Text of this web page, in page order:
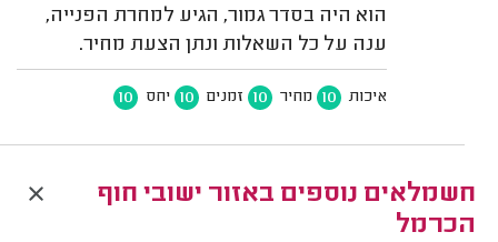
הוא היה בסדר גמור, הגיע למחרת הפנייה,
ענה על כל השאלות ונתן הצעת מחיר.
איכות 10 מחיר 10 זמנים 10 יחס 10
חשמלאים נוספים באזור ישובי חוף
הכרמל